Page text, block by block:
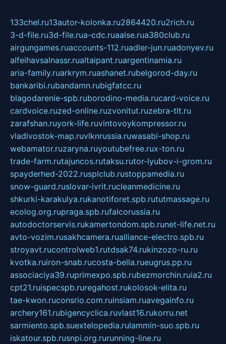
133chel.ru13autor-kolonka.ru2864420.ru2rich.ru
3-d-file.ru3d-file.rua-cdc.ruaalse.rua380club.ru
airgungames.ruaccounts-112.ruadler-jun.ruadonyev.ru
alfeihavsalnassr.rualtaipant.ruargentinamia.ru
aria-family.ruarkrym.ruashanet.rubelgorod-day.ru
bankaribi.rubandamn.rubigfatcc.ru
blagodarenie-spb.ruborodino-media.rucard-voice.ru
cardvoice.ruzed-online.ruzvonitut.ruzebra-tlt.ru
zarafshan.ruyork-life.ruvintovoykompressor.ru
vladivostok-map.ruvlknrussia.ruwasabi-shop.ru
webamator.ruzaryna.ruyoutubefree.rux-ton.ru
trade-farm.rutajuncos.rutaksu.rutor-lyubov-i-grom.ru
spayderhed-2022.rusplclub.rustoppamedia.ru
snow-guard.ruslovar-ivrit.rucleanmedicine.ru
shkurki-karakulya.rukanotiforet.spb.rututmassage.ru
ecolog.org.rupraga.spb.rufalcorussia.ru
autodoctorservis.rukamertondom.spb.runet-life.net.ru
avto-vozim.rusakhcamera.rualliance-electro.spb.ru
stroyavt.rucontrolweb1.rutdsak74.rukinzozo-ru.ru
kvotka.ruiron-snab.rucosta-bella.rueugrus.pp.ru
associaciya39.ruprimexpo.spb.rubezmorchin.ruia2.ru
cpt21.ruispecspb.ruregahost.rukolosok-elita.ru
tae-kwon.ruconsrio.com.ruinsiam.ruavegainfo.ru
archery161.rubigencyclica.ruvlast16.rukorru.net
sarmiento.spb.suextelopedia.rulammin-suo.spb.ru
iskatour.spb.rusnpi.org.rurunning-line.ru